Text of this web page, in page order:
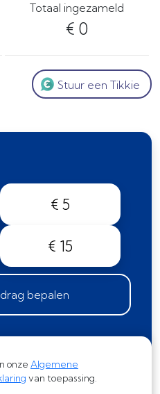
Totaal ingezameld
€ 0
Stuur een Tikkie
€ 5
€ 15
bepalen
onze Algemene
van toepassing.